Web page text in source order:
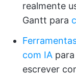
realmente
Gantt para
com IA
escrever